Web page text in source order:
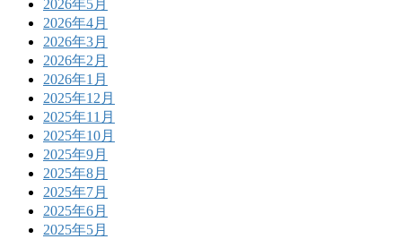
2026年5月
2026年4月
2026年3月
2026年2月
2026年1月
2025年12月
2025年11月
2025年10月
2025年9月
2025年8月
2025年7月
2025年6月
2025年5月